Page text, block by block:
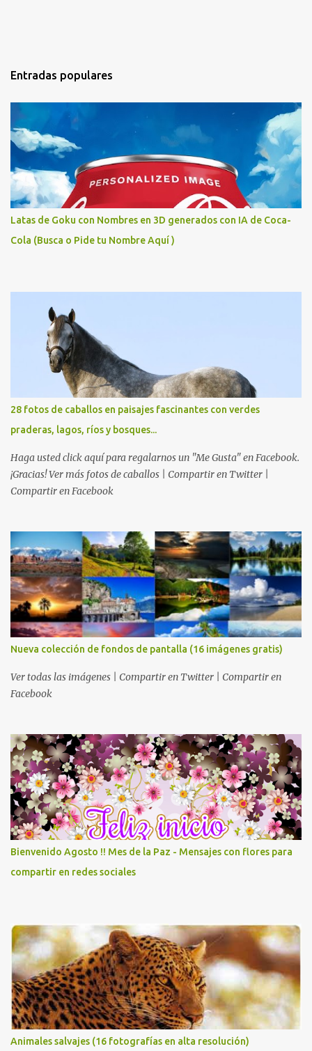
Entradas populares
Latas de Goku con Nombres en 3D generados con IA de Coca-
Cola (Busca o Pide tu Nombre Aquí )
28 fotos de caballos en paisajes fascinantes con verdes
praderas, lagos, ríos y bosques...
Haga usted click aquí para regalarnos un "Me Gusta" en Facebook.
¡Gracias! Ver más fotos de caballos | Compartir en Twitter |
Compartir en Facebook
Nueva colección de fondos de pantalla (16 imágenes gratis)
Ver todas las imágenes | Compartir en Twitter | Compartir en
Facebook
Bienvenido Agosto !! Mes de la Paz - Mensajes con flores para
compartir en redes sociales
Animales salvajes (16 fotografías en alta resolución)